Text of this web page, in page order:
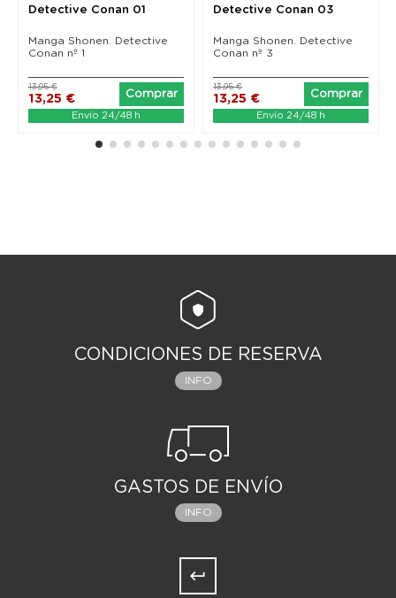
Detective Conan 01
Manga Shonen. Detective
Conan nº 1
13,25 €
13,95 €
Comprar
Envío 24/48 h
Detective Conan 03
Manga Shonen. Detective
Conan nº 3
13,25 €
13,95 €
Comprar
Envío 24/48 h
CONDICIONES DE RESERVA
INFO
GASTOS DE ENVÍO
INFO